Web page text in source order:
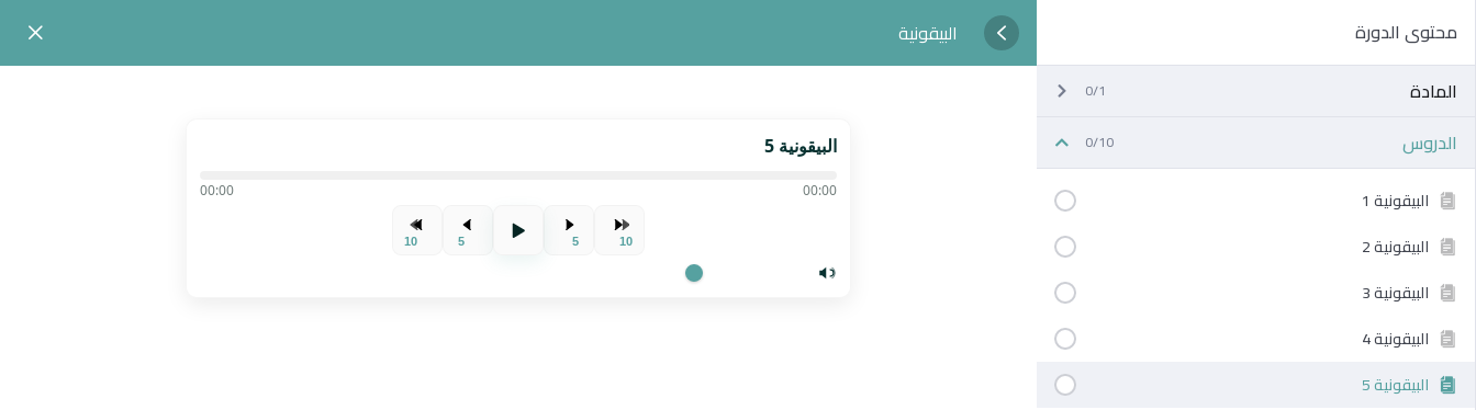
محتوى الدورة
المادة
0/1
الدروس 0/10
البيقونية 1
البيقونية 2
البيقونية 3
البيقونية 4
البيقونية 5
البيقونية
البيقونية 5
00:00
00:00
10
5
5
10